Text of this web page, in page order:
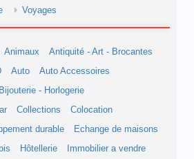
Voyages
Animaux
Antiquité - Art - Brocantes
Auto
Auto Accessoires
Bijouterie - Horlogerie
Collections
Colocation
durable
Echange de maisons
Hôtellerie
Immobilier a vendre